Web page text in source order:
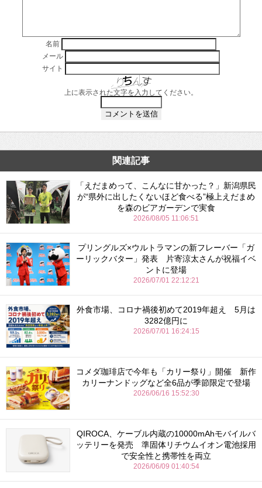
名前
メール
サイト
上に表示された文字を入力してください。
関連記事
「えだまめって、こんなに甘かった？」新潟県民
が“県外に出したくないほど食べる”極上えだまめ
を森のビアガーデンで実食
2026/08/05 11:06:51
プリングルズ×ウルトラマンの新フレーバー「ガ
ーリックバター」発表 片寄涼太さんが祝福イベ
ントに登場
2026/07/01 22:12:21
外食市場、コロナ禍後初めて2019年超え 5月は
3282億円に
2026/07/01 16:24:15
コメダ珈琲店で今年も「カリー祭り」開催 新作
カリーナンドッグなど全6品が季節限定で登場
2026/06/16 15:52:30
QIROCA、ケーブル内蔵の10000mAhモバイルバ
ッテリーを発売 準固体リチウムイオン電池採用
で安全性と携帯性を両立
2026/06/09 01:40:54